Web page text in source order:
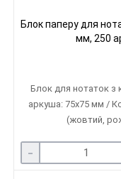
Блок паперу для
мм, 250
Блок для нотаток з
аркуша: 75х75 мм /
(жовтий,
-